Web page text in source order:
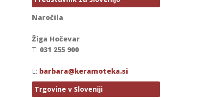
Naročila
Žiga Hočevar
T: 031 255 900
E: barbara@keramoteka.si
Trgovine v Sloveniji